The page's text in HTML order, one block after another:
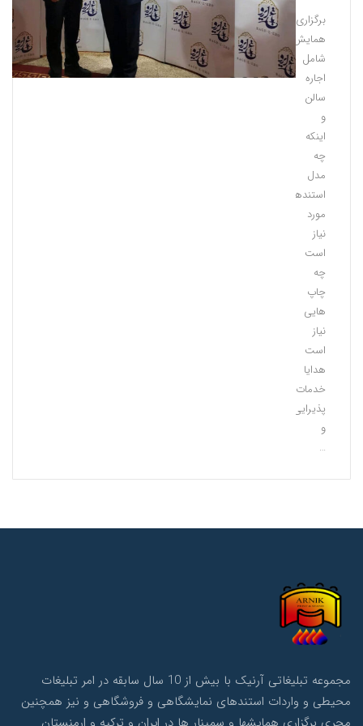
برگزاری
همایش
شامل
اجاره
سالن
و
اینکه
چه
مدل
استندهایی
مورد
نیاز
است
چه
چاپ
هایی
نیاز
است
هدایا
خدمات
پذیرایی
و
…
مجموعه تبلیغاتی آرنیک با بیش از 10 سال سابقه در امر تبلیغات
محیطی و واردات استندهای نمایشگاهی و فروشگاهی و نیز همچنین